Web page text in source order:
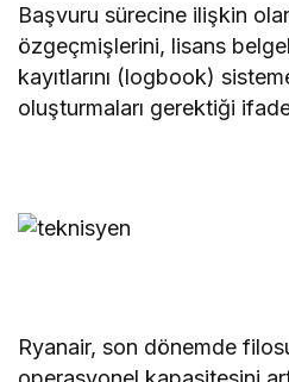
Başvuru sürecine ilişkin
özgeçmişlerini, lisans
kayıtlarını (logbook)
oluşturmaları gerektiği
Ryanair, son dönemde